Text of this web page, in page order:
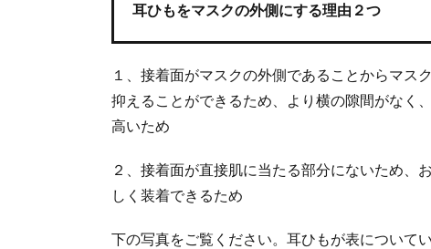
耳ひもをマスクの外側にする理由２つ
１、接着面がマスクの外側であることからマス
抑えることができるため、より横の隙間がなく
高いため
２、接着面が直接肌に当たる部分にないため、
しく装着できるため
下の写真をご覧ください。耳ひもが表について